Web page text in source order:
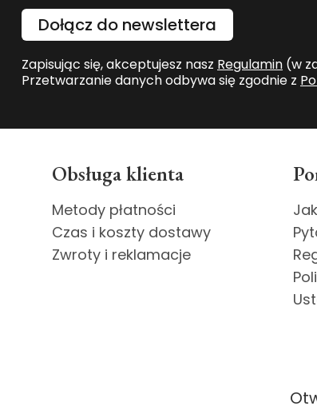
Dołącz do newslettera
Zapisując się, akceptujesz nasz Regulamin (w
Przetwarzanie danych odbywa się zgodnie z
Obsługa klienta
Metody płatności
Czas i koszty dostawy
Zwroty i reklamacje